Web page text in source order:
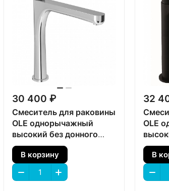
30 400 ₽
Смеситель для раковины
OLE однорычажный
высокий без донного
клапана, хром глянец
В корзину
32
OLE
В